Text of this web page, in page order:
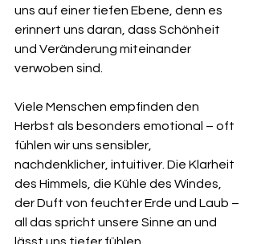
uns auf einer tiefen Ebene, denn es
erinnert uns daran, dass Schönheit
und Veränderung miteinander
verwoben sind.
Viele Menschen empfinden den
Herbst als besonders emotional – oft
fühlen wir uns sensibler,
nachdenklicher, intuitiver. Die Klarheit
des Himmels, die Kühle des Windes,
der Duft von feuchter Erde und Laub –
all das spricht unsere Sinne an und
lässt uns tiefer fühlen.